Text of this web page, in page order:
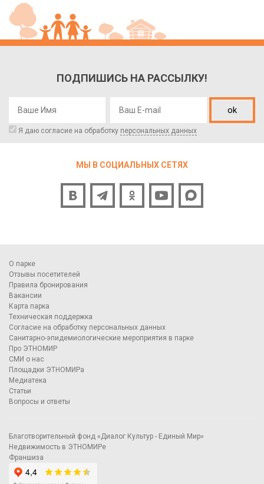
ПОДПИШИСЬ НА РАССЫЛКУ!
ok
Я даю согласие на обработку персональных данных
МЫ В СОЦИАЛЬНЫХ СЕТЯХ
О парке
Отзывы посетителей
Правила бронирования
Вакансии
Карта парка
Техническая поддержка
Согласие на обработку персональных данных
Санитарно-эпидемиологические мероприятия в парке
Про ЭТНОМИР
СМИ о нас
Площадки ЭТНОМИРа
Медиатека
Статьи
Вопросы и ответы
Благотворительный фонд «Диалог Культур - Единый Мир»
Недвижимость в ЭТНОМИРе
Франшиза